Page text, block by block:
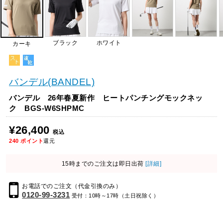
カーキ ブラック ホワイト
バンデル(BANDEL)
バンデル 26年春夏新作 ヒートパンチングモックネッ
ク BGS-W6SHPMC
¥26,400 税込
240 ポイント還元
15時までのご注文は即日出荷 [詳細]
お電話でのご注文（代金引換のみ）
0120-99-3231 受付：10時～17時（土日祝除く）